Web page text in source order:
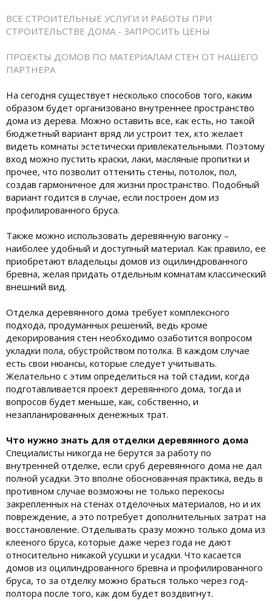
ВСЕ СТРОИТЕЛЬНЫЕ УСЛУГИ И РАБОТЫ ПРИ
СТРОИТЕЛЬСТВЕ ДОМА - ЗАПРОСИТЬ ЦЕНЫ
ПРОЕКТЫ ДОМОВ ПО МАТЕРИАЛАМ СТЕН ОТ НАШЕГО
ПАРТНЕРА
На сегодня существует несколько способов того, каким
образом будет организовано внутреннее пространство
дома из дерева. Можно оставить все, как есть, но такой
бюджетный вариант вряд ли устроит тех, кто желает
видеть комнаты эстетически привлекательными. Поэтому
вход можно пустить краски, лаки, масляные пропитки и
прочее, что позволит оттенить стены, потолок, пол,
создав гармоничное для жизни пространство. Подобный
вариант годится в случае, если построен дом из
профилированного бруса.
Также можно использовать деревянную вагонку –
наиболее удобный и доступный материал. Как правило, ее
приобретают владельцы домов из оцилиндрованного
бревна, желая придать отдельным комнатам классический
внешний вид.
Отделка деревянного дома требует комплексного
подхода, продуманных решений, ведь кроме
декорирования стен необходимо озаботится вопросом
укладки пола, обустройством потолка. В каждом случае
есть свои нюансы, которые следует учитывать.
Желательно с этим определиться на той стадии, когда
подготавливается проект деревянного дома, тогда и
вопросов будет меньше, как, собственно, и
незапланированных денежных трат.
Что нужно знать для отделки деревянного дома
Специалисты никогда не берутся за работу по
внутренней отделке, если сруб деревянного дома не дал
полной усадки. Это вполне обоснованная практика, ведь в
противном случае возможны не только перекосы
закрепленных на стенах отделочных материалов, но и их
повреждение, а это потребует дополнительных затрат на
восстановление. Отделывать сразу можно только дома из
клееного бруса, которые даже через года не дают
относительно никакой усушки и усадки. Что касается
домов из оцилиндрованного бревна и профилированного
бруса, то за отделку можно браться только через год-
полтора после того, как дом будет воздвигнут.